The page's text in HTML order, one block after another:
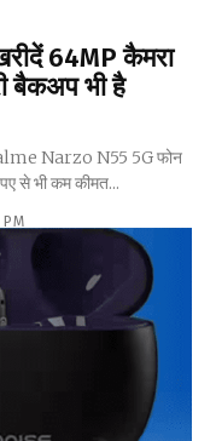
64MP कैमरा
बैकअप भी है
Narzo N55 5G फोन
से भी कम कीमत...